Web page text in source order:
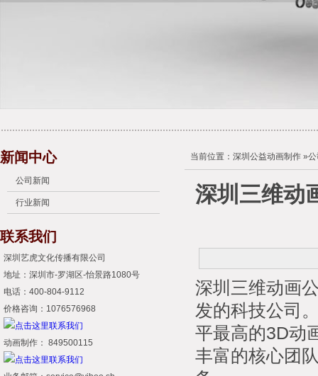
新闻中心
公司新闻
行业新闻
联系我们
深圳艺虎文化传播有限公司
地址：深圳市-罗湖区-怡景路1080号
电话：400-804-9112
价格咨询：1076576968
动画制作： 849500115
当前位置： 深圳公益动画制作 »
深圳三维动
深圳三维动画
发的科技公司
平最高的3D动
丰富的核心团